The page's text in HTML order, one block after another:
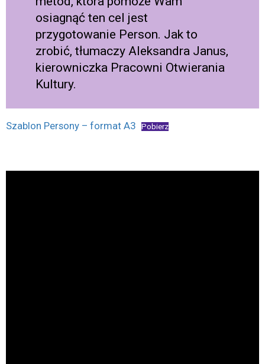
osiagnąć ten cel jest
przygotowanie Person. Jak to
zrobić, tłumaczy Aleksandra Janus,
kierowniczka Pracowni Otwierania
Kultury.
Szablon Persony – format A3 Pobierz